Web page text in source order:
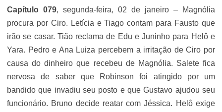
Capítulo 079, segunda-feira, 02 de janeiro – Magnólia
procura por Ciro. Letícia e Tiago contam para Fausto que
irão se casar. Tião reclama de Edu e Juninho para Helô e
Yara. Pedro e Ana Luiza percebem a irritação de Ciro por
causa do dinheiro que recebeu de Magnólia. Salete fica
nervosa de saber que Robinson foi atingido por um
bandido que invadiu seu posto e que Gustavo ajudou seu
funcionário. Bruno decide reatar com Jéssica. Helô exige